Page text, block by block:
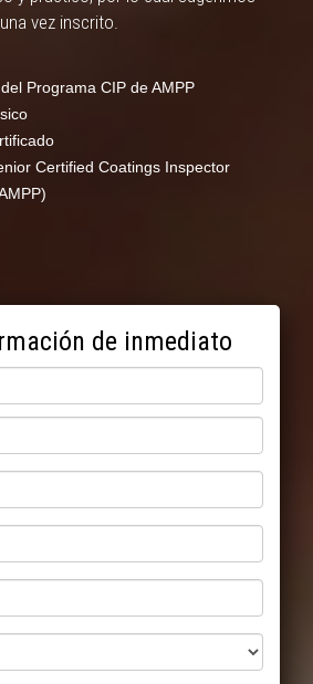
vez inscrito.
Programa CIP de AMPP
Certified Coatings Inspector
de inmediato